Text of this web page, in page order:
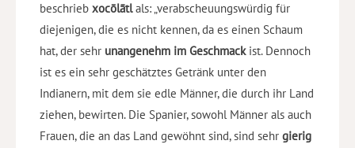
beschrieb xocōlātlals:„verabscheuungswürdig für
diejenigen, die es nicht kennen, da es einen Schaum
hat, der sehr unangenehm im Geschmackist. Dennoch
ist es ein sehr geschätztes Getränk unter den
Indianern, mit dem sie edle Männer, die durch ihr Land
ziehen, bewirten. Die Spanier, sowohl Männer als auch
Frauen, die an das Land gewöhnt sind, sind sehr gierig